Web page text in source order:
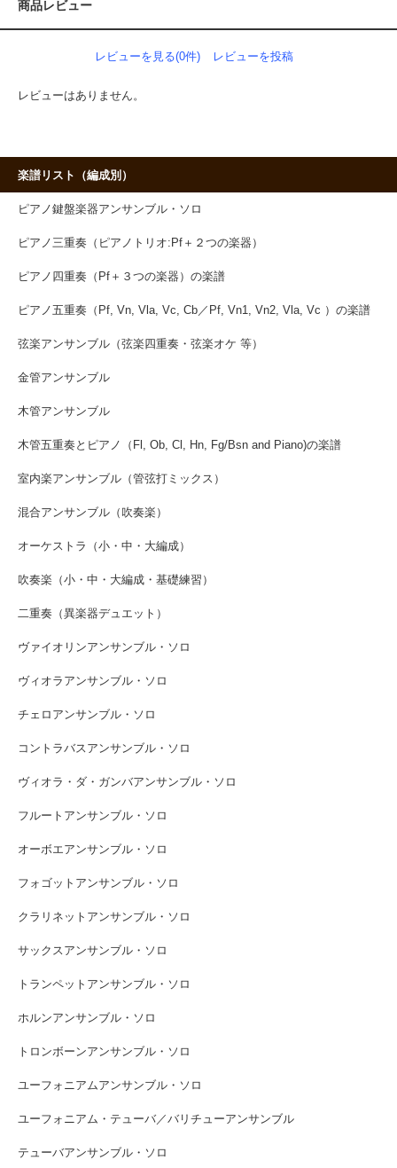
商品レビュー
レビューを見る(0件) レビューを投稿
レビューはありません。
楽譜リスト（編成別）
ピアノ鍵盤楽器アンサンブル・ソロ
ピアノ三重奏（ピアノトリオ:Pf＋２つの楽器）
ピアノ四重奏（Pf＋３つの楽器）の楽譜
ピアノ五重奏（Pf, Vn, Vla, Vc, Cb／Pf, Vn1, Vn2, Vla, Vc ）の楽譜
弦楽アンサンブル（弦楽四重奏・弦楽オケ 等）
金管アンサンブル
木管アンサンブル
木管五重奏とピアノ（Fl, Ob, Cl, Hn, Fg/Bsn and Piano)の楽譜
室内楽アンサンブル（管弦打ミックス）
混合アンサンブル（吹奏楽）
オーケストラ（小・中・大編成）
吹奏楽（小・中・大編成・基礎練習）
二重奏（異楽器デュエット）
ヴァイオリンアンサンブル・ソロ
ヴィオラアンサンブル・ソロ
チェロアンサンブル・ソロ
コントラバスアンサンブル・ソロ
ヴィオラ・ダ・ガンバアンサンブル・ソロ
フルートアンサンブル・ソロ
オーボエアンサンブル・ソロ
フォゴットアンサンブル・ソロ
クラリネットアンサンブル・ソロ
サックスアンサンブル・ソロ
トランペットアンサンブル・ソロ
ホルンアンサンブル・ソロ
トロンボーンアンサンブル・ソロ
ユーフォニアムアンサンブル・ソロ
ユーフォニアム・テューバ／バリチューアンサンブル
テューバアンサンブル・ソロ